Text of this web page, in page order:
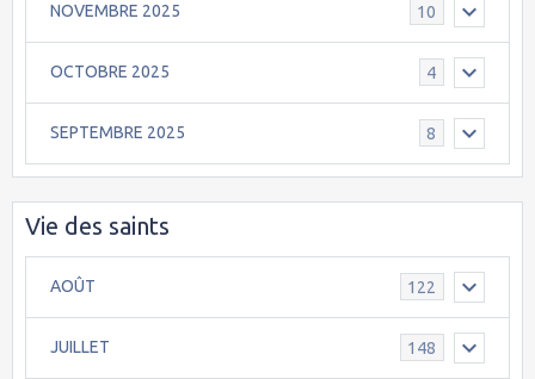
NOVEMBRE 2025 10
OCTOBRE 2025 4
SEPTEMBRE 2025 8
Vie des saints
AOÛT 122
JUILLET 148